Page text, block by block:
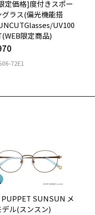
定価格]度付きスポー
グラス(偏光機能搭
UV100
限定商品)
72E1
SUNSUN メ
デル(スンスン)